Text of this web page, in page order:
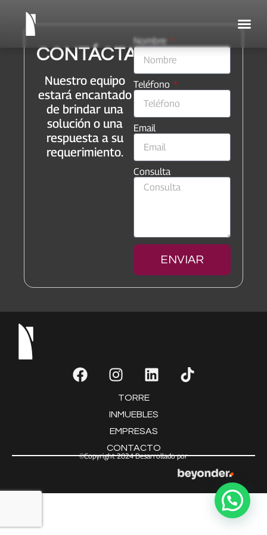
CONTÁCTANOS
Nuestro equipo
estará encantado
de brindar una
solución o una
respuesta a su
requerimiento.
Nombre
Teléfono
Email
Consulta
ENVIAR
TORRE
INMUEBLES
EMPRESAS
CONTACTO
©Copyright 2024 Desarrollado por